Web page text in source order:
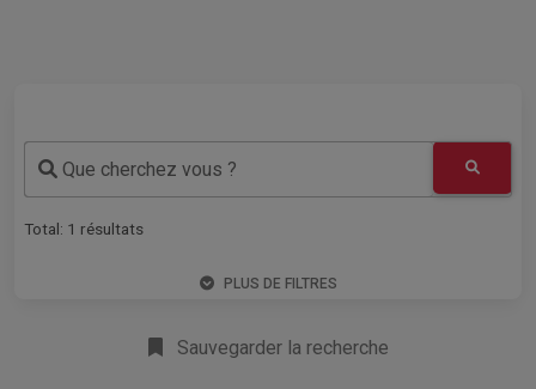
Que cherchez vous ?
Total: 1 résultats
PLUS DE FILTRES
Sauvegarder la recherche